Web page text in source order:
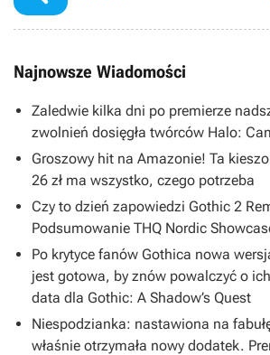
Najnowsze Wiadomości
Zaledwie kilka dni po premierze
zwolnień dosięgła twórców Halo:
Groszowy hit na Amazonie! Ta
26 zł ma wszystko, czego potrzeba
Czy to dzień zapowiedzi Gothic 2
Podsumowanie THQ Nordic
Po krytyce fanów Gothica nowa
jest gotowa, by znów powalczyć o
data dla Gothic: A Shadow’s Quest
Niespodzianka: nastawiona na
właśnie otrzymała nowy dodatek.